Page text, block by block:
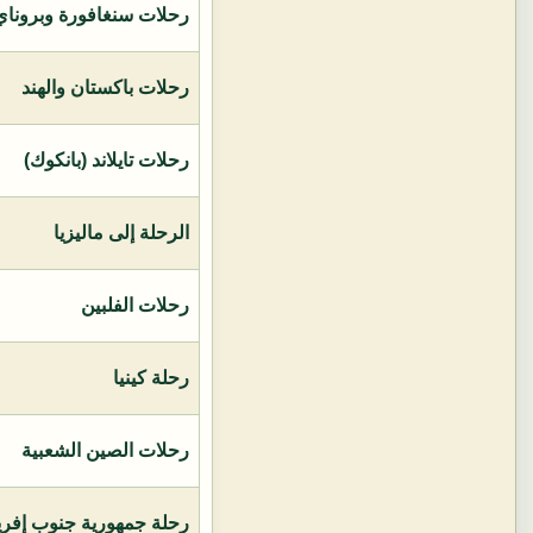
رحلات سنغافورة
رحلات باكستان والهند
رحلات تايلاند (بانكوك)
الرحلة إلى ماليزيا
رحلات الفلبين
رحلة كينيا
رحلات الصين الشعبية
رحلة جمهورية جنوب